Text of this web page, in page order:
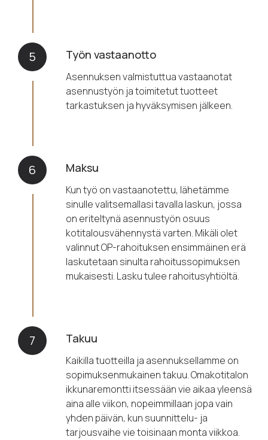
5 Työn vastaanotto
Asennuksen valmistuttua vastaanotat
asennustyön ja toimitetut tuotteet
tarkastuksen ja hyväksymisen jälkeen.
6 Maksu
Kun työ on vastaanotettu, lähetämme
sinulle valitsemallasi tavalla laskun, jossa
on eriteltynä asennustyön osuus
kotitalousvähennystä varten. Mikäli olet
valinnut OP-rahoituksen ensimmäinen erä
laskutetaan sinulta rahoitussopimuksen
mukaisesti. Lasku tulee rahoitusyhtiöltä.
7 Takuu
Kaikilla tuotteilla ja asennuksellamme on
sopimuksenmukainen takuu. Omakotitalon
ikkunaremontti itsessään vie aikaa yleensä
aina alle viikon, nopeimmillaan jopa vain
yhden päivän, kun suunnittelu- ja
tarjousvaihe vie toisinaan monta viikkoa.